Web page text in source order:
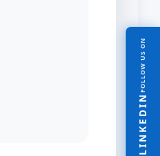
FOLLOW US ON
LINKEDIN